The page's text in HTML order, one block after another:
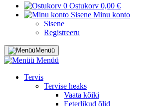
0 Ostukorv 0,00 €
Sisene Minu konto
Sisene
Registreeru
Menüü
Menüü
Tervis
Tervise heaks
Vaata kõiki
Eeterlikud õlid